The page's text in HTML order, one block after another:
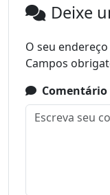
Deixe
O seu
Campos
Comentário